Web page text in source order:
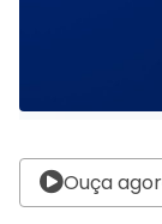
Ouça